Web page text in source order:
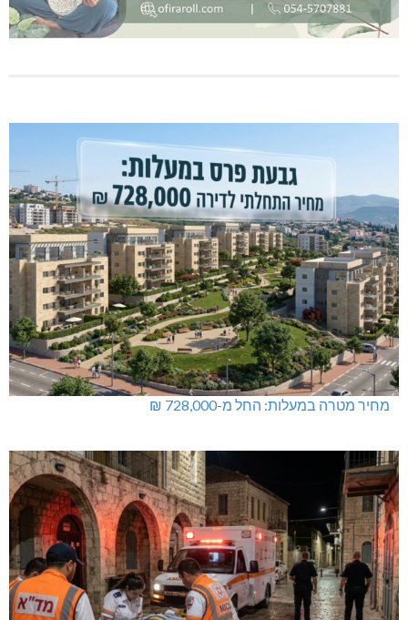
מחיר מטרה במעלות: החל מ-728,000 ₪